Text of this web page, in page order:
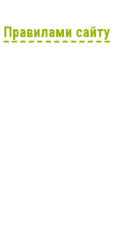
Правилами сайту